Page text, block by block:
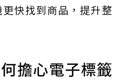
快找到商品，提升整
擔心電子標籤